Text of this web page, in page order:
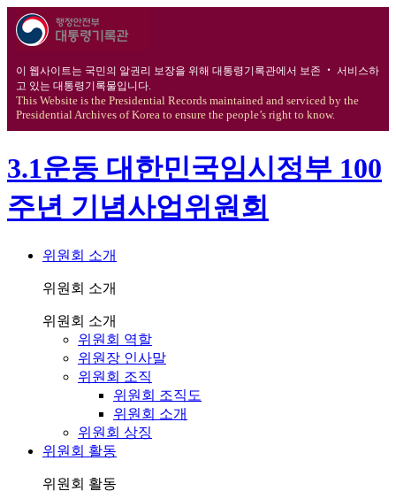
이 웹사이트는 국민의 알권리 보장을 위해 대통령기록관에서 보존 ‧ 서비스하
고 있는 대통령기록물입니다.
This Website is the Presidential Records maintained and serviced by the
Presidential Archives of Korea to ensure the people’s right to know.
3.1운동 대한민국임시정부 100
주년 기념사업위원회
위원회 소개
위원회 소개
위원회 소개
위원회 역할
위원장 인사말
위원회 조직
위원회 조직도
위원회 소개
위원회 상징
위원회 활동
위원회 활동